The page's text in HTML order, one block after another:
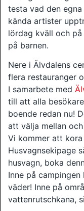
testa vad den
kända artister
lördag kväll och
på barnen.
Nere i Älvdalens
flera restauranger
I samarbete med
till att alla
boende redan nu!
att välja mellan
Vi kommer att
Husvagnsekipage
husvagn, boka
Inne på
väder! Inne på
vattenrutschkana,